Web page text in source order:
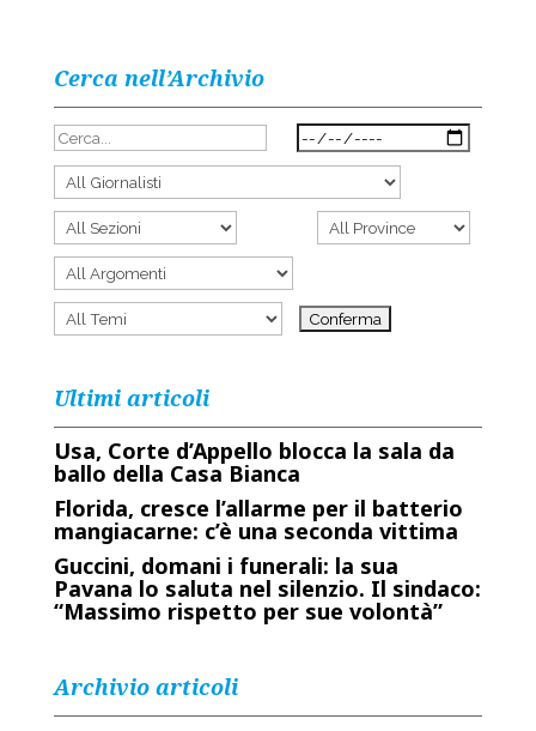
Cerca nell’Archivio
Ultimi articoli
Usa, Corte d’Appello blocca la sala da
ballo della Casa Bianca
Florida, cresce l’allarme per il batterio
mangiacarne: c’è una seconda vittima
Guccini, domani i funerali: la sua
Pavana lo saluta nel silenzio. Il sindaco:
“Massimo rispetto per sue volontà”
Archivio articoli